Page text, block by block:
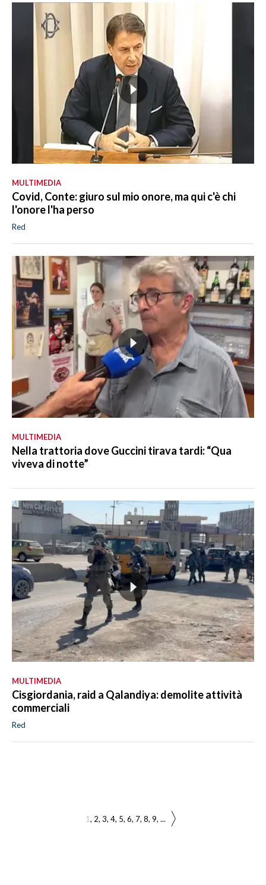
MULTIMEDIA
Covid, Conte: giuro sul mio onore, ma qui c'è chi
l'onore l'ha perso
Red
MULTIMEDIA
Nella trattoria dove Guccini tirava tardi: “Qua
viveva di notte”
MULTIMEDIA
Cisgiordania, raid a Qalandiya: demolite attività
commerciali
Red
1 2 3 4 5 6 7 8 9 ...